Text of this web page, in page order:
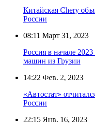
Китайская Chery
России
08:11 Март 31, 2023
Россия в начале
машин из Грузии
14:22 Фев. 2, 2023
«Автостат»
России
22:15 Янв. 16, 2023